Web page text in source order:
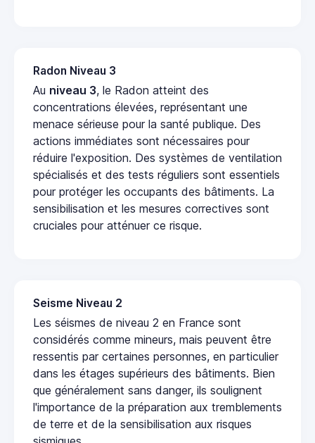
Radon Niveau 3
Au niveau 3, le Radon atteint des
concentrations élevées, représentant une
menace sérieuse pour la santé publique. Des
actions immédiates sont nécessaires pour
réduire l'exposition. Des systèmes de ventilation
spécialisés et des tests réguliers sont essentiels
pour protéger les occupants des bâtiments. La
sensibilisation et les mesures correctives sont
cruciales pour atténuer ce risque.
Seisme Niveau 2
Les séismes de niveau 2 en France sont
considérés comme mineurs, mais peuvent être
ressentis par certaines personnes, en particulier
dans les étages supérieurs des bâtiments. Bien
que généralement sans danger, ils soulignent
l'importance de la préparation aux tremblements
de terre et de la sensibilisation aux risques